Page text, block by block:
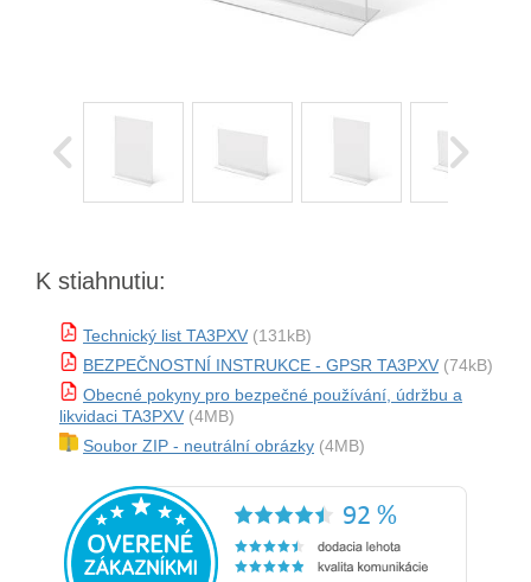
K stiahnutiu:
Technický list TA3PXV (131kB)
BEZPEČNOSTNÍ INSTRUKCE - GPSR TA3PXV (74kB)
Obecné pokyny pro bezpečné používání, údržbu a
likvidaci TA3PXV (4MB)
Soubor ZIP - neutrální obrázky (4MB)